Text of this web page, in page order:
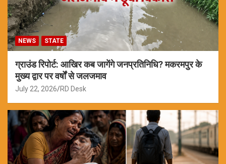
NEWS STATE
ग्राउंड रिपोर्ट: आखिर कब जागेंगे जनप्रतिनिधि? मकरमपुर के
मुख्य द्वार पर वर्षों से जलजमाव
July 22, 2026 RD Desk